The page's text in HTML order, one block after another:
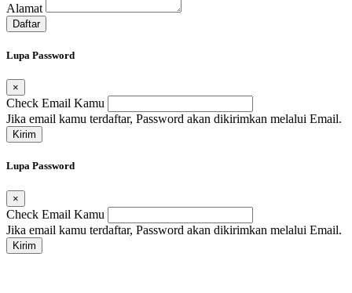
Alamat
Daftar
Lupa Password
×
Check Email Kamu
Jika email kamu terdaftar, Password akan dikirimkan melalui Email.
Kirim
Lupa Password
×
Check Email Kamu
Jika email kamu terdaftar, Password akan dikirimkan melalui Email.
Kirim